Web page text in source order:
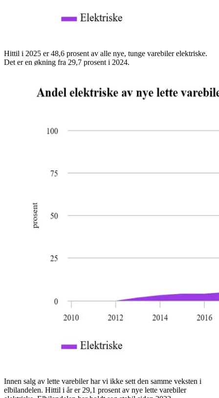
Hittil i 2025 er 48,6 prosent av alle nye, tunge varebiler elektriske.
Det er en økning fra 29,7 prosent i 2024.
Innen salg av lette varebiler har vi ikke sett den samme veksten i
elbilandelen. Hittil i år er 29,1 prosent av nye lette varebiler